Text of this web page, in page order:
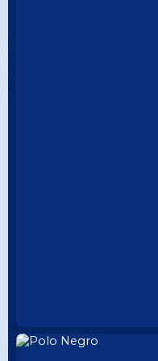
ESTILO MODERNO